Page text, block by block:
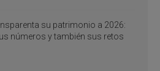
su patrimonio a 2026:
números y también sus retos